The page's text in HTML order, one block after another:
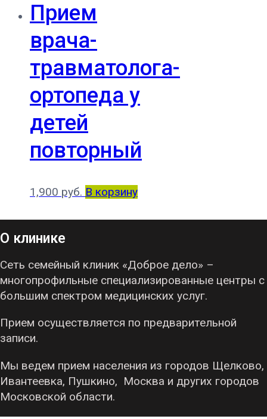
Прием
врача-
травматолога-
ортопеда у
детей
повторный
1,900 руб. В корзину
О клинике
Сеть семейный клиник «Доброе дело» –
многопрофильные специализированные центры с
большим спектром медицинских услуг.
Прием осуществляется по предварительной
записи.
Мы ведем прием населения из городов Щелково,
Ивантеевка, Пушкино, Москва и других городов
Московской области.